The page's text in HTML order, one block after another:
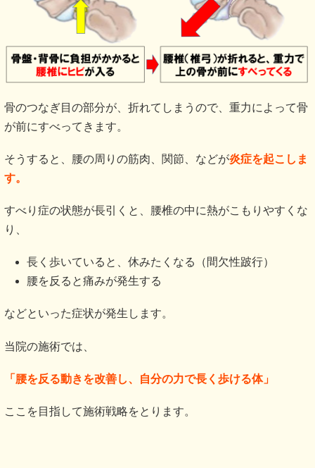
骨のつなぎ目の部分が、折れてしまうので、重力によって骨
が前にすべってきます。
そうすると、腰の周りの筋肉、関節、などが炎症を起こしま
す。
すべり症の状態が長引くと、腰椎の中に熱がこもりやすくな
り、
長く歩いていると、休みたくなる（間欠性跛行）
腰を反ると痛みが発生する
などといった症状が発生します。
当院の施術では、
「腰を反る動きを改善し、自分の力で長く歩ける体」
ここを目指して施術戦略をとります。